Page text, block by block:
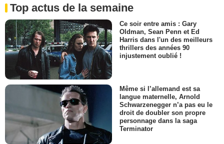
Top actus de la semaine
Ce soir entre amis : Gary
Oldman, Sean Penn et Ed
Harris dans l'un des meilleurs
thrillers des années 90
injustement oublié !
Même si l’allemand est sa
langue maternelle, Arnold
Schwarzenegger n’a pas eu le
droit de doubler son propre
personnage dans la saga
Terminator